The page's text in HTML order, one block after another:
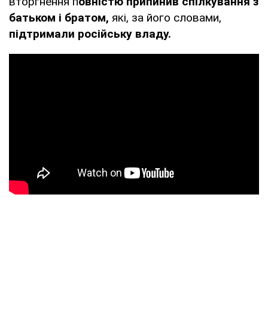
батьком і братом, які, за його словами,
підтримали російську владу.